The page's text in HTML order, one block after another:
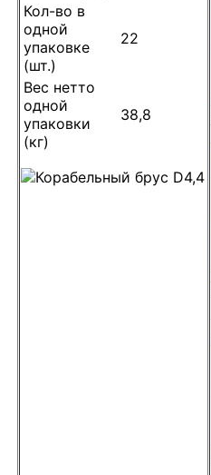
Кол-во в
одной
упаковке
(шт.)
22
Вес нетто
одной
упаковки
(кг)
38,8